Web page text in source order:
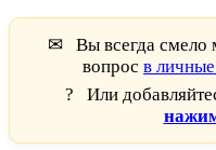
✉
Вы всегда смело
вопрос в
?
Или